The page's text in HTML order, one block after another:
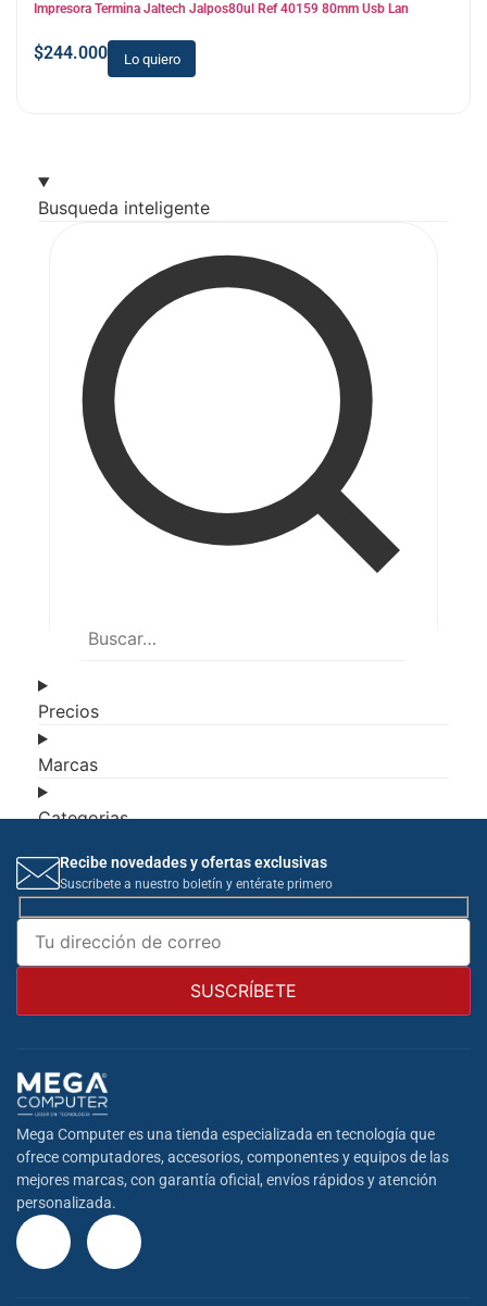
Impresora Termina Jaltech Jalpos80ul Ref 40159 80mm Usb Lan
$244.000 Lo quiero
Busqueda inteligente
Precios
Marcas
Categorias
Recibe novedades y ofertas exclusivas
Suscribete a nuestro boletín y entérate primero
Mega Computer es una tienda especializada en tecnología que
ofrece computadores, accesorios, componentes y equipos de las
mejores marcas, con garantía oficial, envíos rápidos y atención
personalizada.